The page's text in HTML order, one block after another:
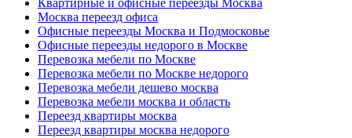
Квартирные и офисные переезды Москва
Москва переезд офиса
Офисные переезды Москва и Подмосковье
Офисные переезды недорого в Москве
Перевозка мебели по Москве
Перевозка мебели по Москве недорого
Перевозка мебели дешево москва
Перевозка мебели москва и область
Переезд квартиры москва
Переезд квартиры москва недорого